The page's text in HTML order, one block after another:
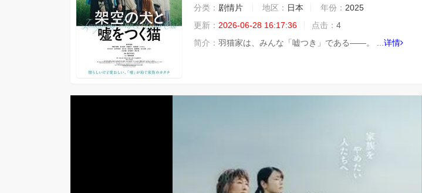
分类： 剧情片 地区： 日本 年份： 2025
更新： 2026-06-28 16:17:36 点击： 4
简介： 羽猫家は、みんな「嘘つき」である――。 ... 详情